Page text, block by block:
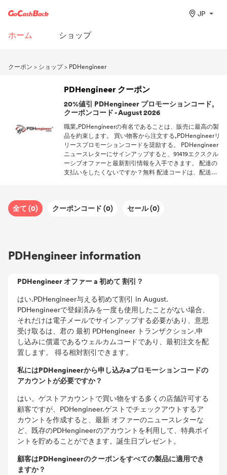
JP
ホーム ショップ
クーポン > ショップ> PDHengineer
PDHengineer クーポン
20%値引 PDHengineer プロモーションコード,
クーポンコード - August 2026
職業,PDHengineerの有名であることは、販売に最高の製
品を約束します。 買い物客から注文する,PDHengineerリ
リースプロモーションコードを奨励する。 PDHengineer
ニュースレターにサインアップすると、91419エクスクル
ーシブオファーと最新割引情報を入手できます。 配達の
支払いをしたくないですか？無料 配達コードは、配送料
全て (0) クーポンコード (0) セール (0)
PDHengineer information
PDHengineer オファー a 初めて 割引？
はい.PDHengineer与える初めて割引 in August.
PDHengineerで登録済みを一度も使用したことがない場合、
それだけは電子メールでサインアップする必要があり、意思
受け取るは、君の 最初 PDHengineer トランザクション.申
し込みに償還であるウェルカムコードであり、最初注文を配
置します。 得る相対割引できます。
私にはPDHengineerから申し込みaプロモーションコードの
アカウントが必要ですか？
はい。ゲストアカウントで買い物をする多くの店舗許可する
顧客ですが、PDHengineer.ゲストでチェックアウトするア
カウントを作成すると、最新 オファーのニュースレターな
ど、既存のPDHengineerのアカウントを利用して、特典ポイ
ントを貯めることができます。誕生日プレゼント。
顧客はPDHengineerのクーポンをすべての製品に適用でき
ますか？